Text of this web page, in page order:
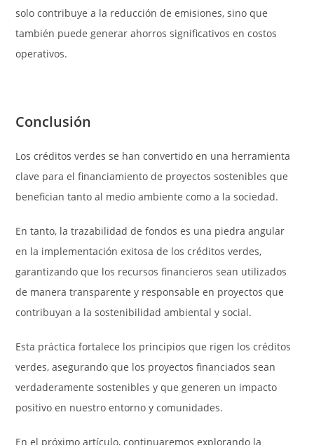
solo contribuye a la reducción de emisiones, sino que
también puede generar ahorros significativos en costos
operativos.
Conclusión
Los créditos verdes se han convertido en una herramienta
clave para el financiamiento de proyectos sostenibles que
benefician tanto al medio ambiente como a la sociedad.
En tanto, la trazabilidad de fondos es una piedra angular
en la implementación exitosa de los créditos verdes,
garantizando que los recursos financieros sean utilizados
de manera transparente y responsable en proyectos que
contribuyan a la sostenibilidad ambiental y social.
Esta práctica fortalece los principios que rigen los créditos
verdes, asegurando que los proyectos financiados sean
verdaderamente sostenibles y que generen un impacto
positivo en nuestro entorno y comunidades.
En el próximo artículo, continuaremos explorando la